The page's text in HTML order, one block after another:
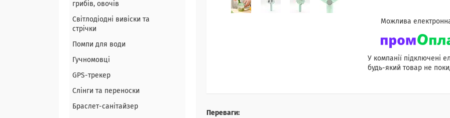
У компанії підключені
будь-який товар не
Переваги:
грибів, овочів
Світлодіодні вивіски та
стрічки
Помпи для води
Гучномовці
GPS-трекер
Слінги та переноски
Браслет-санітайзер